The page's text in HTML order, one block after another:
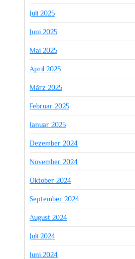
Juli 2025
Juni 2025
Mai 2025
April 2025
März 2025
Februar 2025
Januar 2025
Dezember 2024
November 2024
Oktober 2024
September 2024
August 2024
Juli 2024
Juni 2024